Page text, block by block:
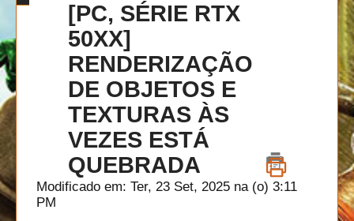
[PC, SÉRIE RTX
50XX]
RENDERIZAÇÃO
DE OBJETOS E
TEXTURAS ÀS
VEZES ESTÁ
QUEBRADA
Modificado em: Ter, 23 Set, 2025 na (o) 3:11
PM